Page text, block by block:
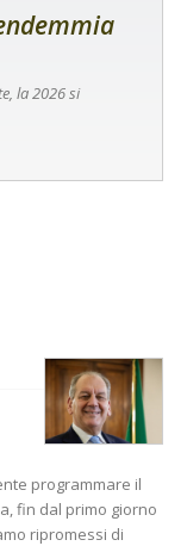
la 2026 si
programmare il
fin dal primo giorno
ripromessi di